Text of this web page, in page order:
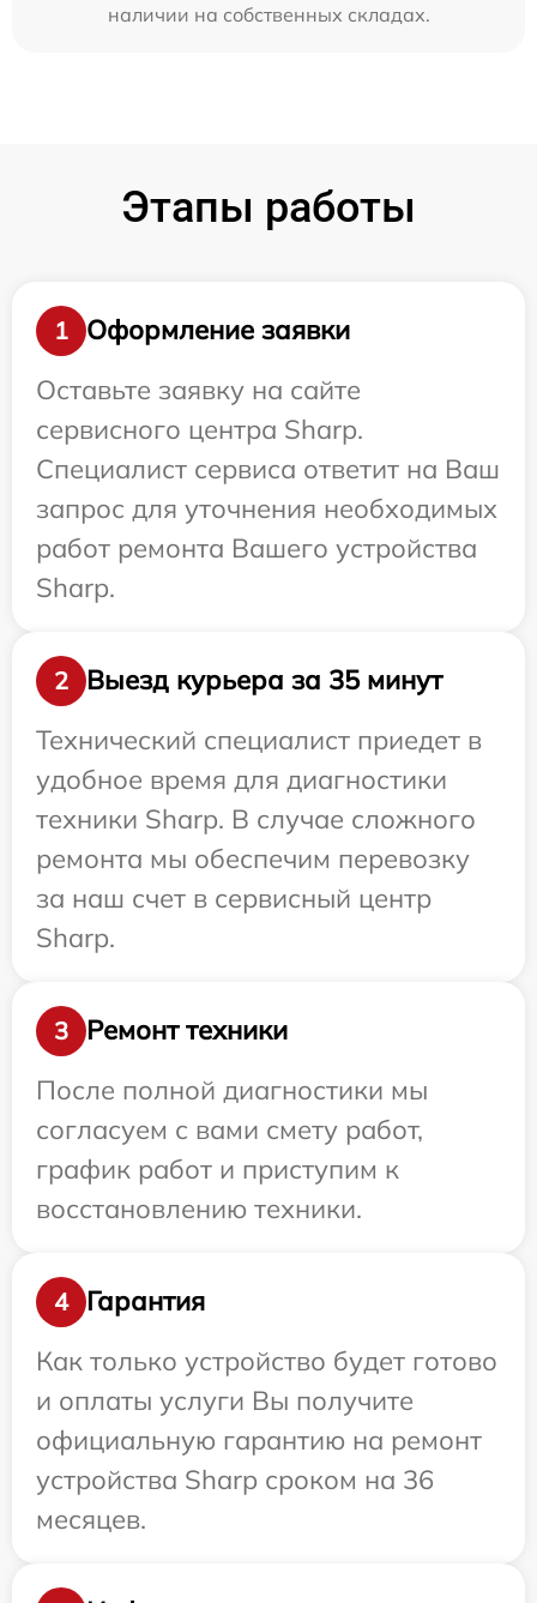
наличии на собственных складах.
Этапы работы
1
Оформление заявки
Оставьте заявку на сайте
сервисного центра Sharp.
Специалист сервиса ответит на Ваш
запрос для уточнения необходимых
работ ремонта Вашего устройства
Sharp.
2
Выезд курьера за 35 минут
Технический специалист приедет в
удобное время для диагностики
техники Sharp. В случае сложного
ремонта мы обеспечим перевозку
за наш счет в сервисный центр
Sharp.
3
Ремонт техники
После полной диагностики мы
согласуем с вами смету работ,
график работ и приступим к
восстановлению техники.
4
Гарантия
Как только устройство будет готово
и оплаты услуги Вы получите
официальную гарантию на ремонт
устройства Sharp сроком на 36
месяцев.